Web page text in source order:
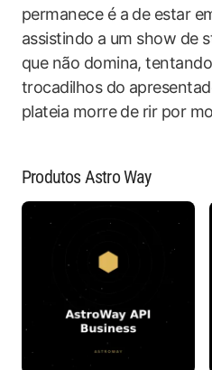
permanece é a de estar
assistindo a um show de
que não domina,
trocadilhos do
plateia morre de rir por
Produtos Astro Way